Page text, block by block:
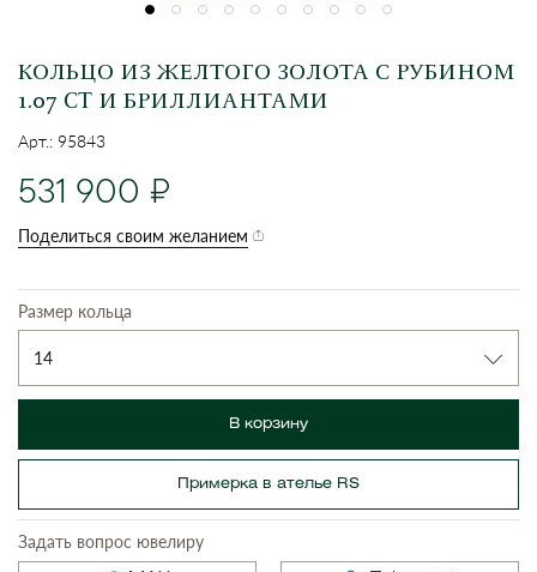
КОЛЬЦО ИЗ ЖЕЛТОГО ЗОЛОТА С РУБИНОМ
1.07 CT И БРИЛЛИАНТАМИ
Арт.: 95843
531 900
Поделиться своим желанием
Размер кольца
14
В корзину
Примерка в ателье RS
Задать вопрос ювелиру